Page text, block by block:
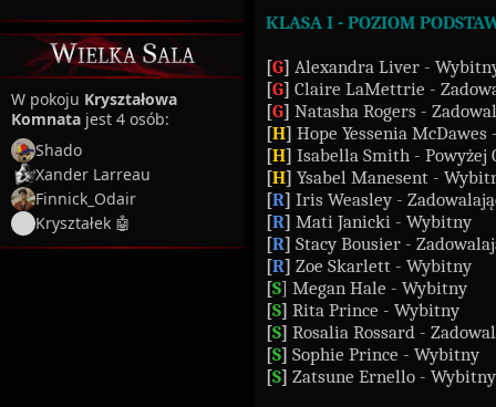
Wielka Sala
W pokoju Kryształowa
Komnata jest 4 osób:
Shado
Xander Larreau
Finnick_Odair
Kryształek 🤖
KLASA I - POZIOM
[G] Alexandra Liver -
[G] Claire LaMettrie -
[G] Natasha Rogers -
[H] Hope Yessenia McDawes
[H] Isabella Smith - Powyżej
[H] Ysabel Manesent -
[R] Iris Weasley -
[R] Mati Janicki - Wybitny
[R] Stacy Bousier -
[R] Zoe Skarlett - Wybitny
[S] Megan Hale - Wybitny
[S] Rita Prince - Wybitny
[S] Rosalia Rossard -
[S] Sophie Prince - Wybitny
[S] Zatsune Ernello - Wybitny